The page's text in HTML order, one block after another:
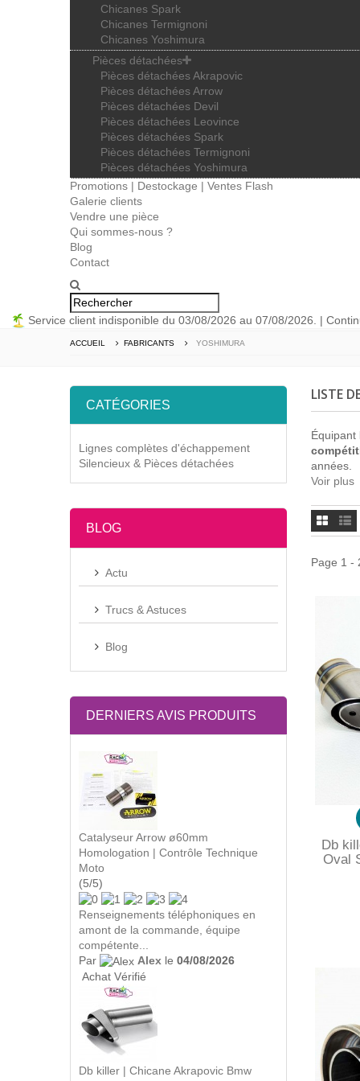
Chicanes Spark
Chicanes Termignoni
Chicanes Yoshimura
Pièces détachées
Pièces détachées Akrapovic
Pièces détachées Arrow
Pièces détachées Devil
Pièces détachées Leovince
Pièces détachées Spark
Pièces détachées Termignoni
Pièces détachées Yoshimura
Promotions | Destockage | Ventes Flash
Galerie clients
Vendre une pièce
Qui sommes-nous ?
Blog
Contact
Service client indisponible du 03/08/2026 au 07/08/2026. |
ACCUEIL FABRICANTS YOSHIMURA
CATÉGORIES
Lignes complètes d'échappement
Silencieux & Pièces détachées
BLOG
Actu
Trucs & Astuces
Blog
DERNIERS AVIS PRODUITS
Catalyseur Arrow ø60mm
Homologation | Contrôle Technique
Moto
(5/5)
Renseignements téléphoniques en
amont de la commande, équipe
compétente...
Par
Alex le 04/08/2026
Achat Vérifié
Db killer | Chicane Akrapovic Bmw
LISTE
Équipant
années.
Voir plus
Page 1 -
Db
Oval